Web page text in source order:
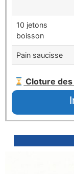
10 jetons
boisson
Pain saucisse
Cloture